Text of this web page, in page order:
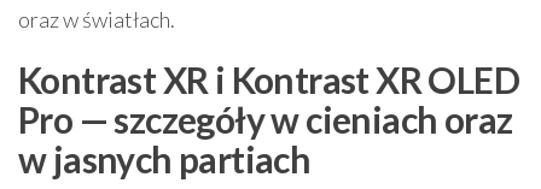
oraz w światłach.
Kontrast XR i Kontrast XR OLED
Pro — szczegóły w cieniach oraz
w jasnych partiach